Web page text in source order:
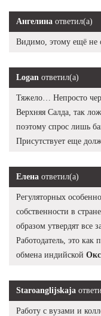
Ангелина ответил(а)
Видимо, этому ещё не
Logan ответил(а)
Тяжело… Непросто
Верхняя Салда, так
поэтому спрос лишь
Присутствует еще
Елена ответил(а)
Регуляторных
собственности в
образом утвердят все
Работодатель, это
обмена индийской
Staroanglijskaja
Работу с вузами и